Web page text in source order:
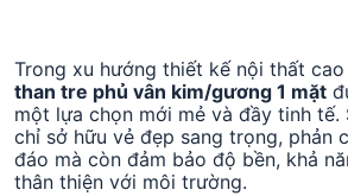
Trong xu hướng thiết kế nội thất cao
than tre phủ vân kim/gương 1 mặt
một lựa chọn mới mẻ và đầy tinh tế.
chỉ sở hữu vẻ đẹp sang trọng, phản
đáo mà còn đảm bảo độ bền, khả
thân thiện với môi trường.